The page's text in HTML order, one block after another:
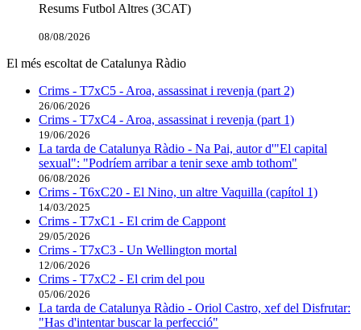
Resums Futbol Altres (3CAT)
08/08/2026
El més escoltat de Catalunya Ràdio
Crims - T7xC5 - Aroa, assassinat i revenja (part 2)
26/06/2026
Crims - T7xC4 - Aroa, assassinat i revenja (part 1)
19/06/2026
La tarda de Catalunya Ràdio - Na Pai, autor d'"El capital
sexual": "Podríem arribar a tenir sexe amb tothom"
06/08/2026
Crims - T6xC20 - El Nino, un altre Vaquilla (capítol 1)
14/03/2025
Crims - T7xC1 - El crim de Cappont
29/05/2026
Crims - T7xC3 - Un Wellington mortal
12/06/2026
Crims - T7xC2 - El crim del pou
05/06/2026
La tarda de Catalunya Ràdio - Oriol Castro, xef del Disfrutar:
"Has d'intentar buscar la perfecció"